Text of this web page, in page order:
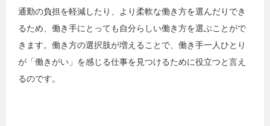
通勤の負担を軽減したり、より柔軟な働き方を選んだりでき
るため、働き手にとっても自分らしい働き方を選ぶことがで
きます。働き方の選択肢が増えることで、働き手一人ひとり
が「働きがい」を感じる仕事を見つけるために役立つと言え
るのです。